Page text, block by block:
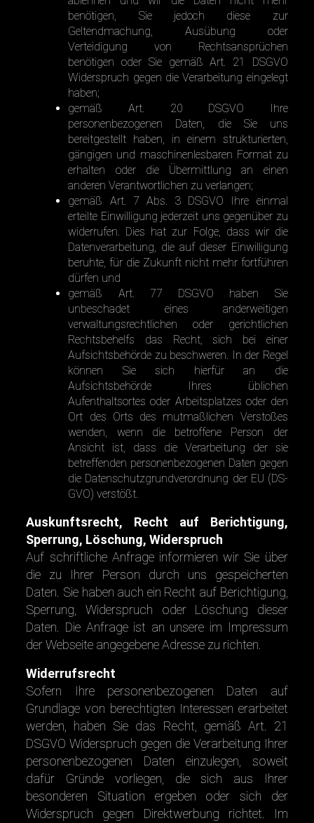
benötigen, Sie jedoch diese zur
Geltendmachung, Ausübung oder
Verteidigung von Rechtsansprüchen
benötigen oder Sie gemäß Art. 21 DSGVO
Widerspruch gegen die Verarbeitung eingelegt
haben;
gemäß Art. 20 DSGVO Ihre
personenbezogenen Daten, die Sie uns
bereitgestellt haben, in einem strukturierten,
gängigen und maschinenlesbaren Format zu
erhalten oder die Übermittlung an einen
anderen Verantwortlichen zu verlangen;
gemäß Art. 7 Abs. 3 DSGVO Ihre einmal
erteilte Einwilligung jederzeit uns gegenüber zu
widerrufen. Dies hat zur Folge, dass wir die
Datenverarbeitung, die auf dieser Einwilligung
beruhte, für die Zukunft nicht mehr fortführen
dürfen und
gemäß Art. 77 DSGVO haben Sie
unbeschadet eines anderweitigen
verwaltungsrechtlichen oder gerichtlichen
Rechtsbehelfs das Recht, sich bei einer
Aufsichtsbehörde zu beschweren. In der Regel
können Sie sich hierfür an die
Aufsichtsbehörde Ihres üblichen
Aufenthaltsortes oder Arbeitsplatzes oder den
Ort des Orts des mutmaßlichen Verstoßes
wenden, wenn die betroffene Person der
Ansicht ist, dass die Verarbeitung der sie
betreffenden personenbezogenen Daten gegen
die Datenschutzgrundverordnung der EU (DS-
GVO) verstößt.
Auskunftsrecht, Recht auf Berichtigung,
Sperrung, Löschung, Widerspruch
Auf schriftliche Anfrage informieren wir Sie über
die zu Ihrer Person durch uns gespeicherten
Daten. Sie haben auch ein Recht auf Berichtigung,
Sperrung, Widerspruch oder Löschung dieser
Daten. Die Anfrage ist an unsere im Impressum
der Webseite angegebene Adresse zu richten.
Widerrufsrecht
Sofern Ihre personenbezogenen Daten auf
Grundlage von berechtigten Interessen erarbeitet
werden, haben Sie das Recht, gemäß Art. 21
DSGVO Widerspruch gegen die Verarbeitung Ihrer
personenbezogenen Daten einzulegen, soweit
dafür Gründe vorliegen, die sich aus Ihrer
besonderen Situation ergeben oder sich der
Widerspruch gegen Direktwerbung richtet. Im